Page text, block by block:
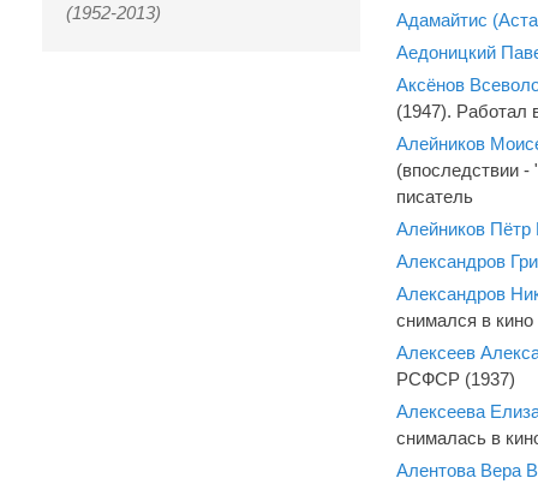
(1952-2013)
Адамайтис
Аедоницкий
Аксёнов
(1947). Работал
Алейников
(впоследствии
писатель
Алейников
Александров
Александров
снимался в кино
Алексеев
РСФСР (1937)
Алексеева
снималась в
Алентова Вера